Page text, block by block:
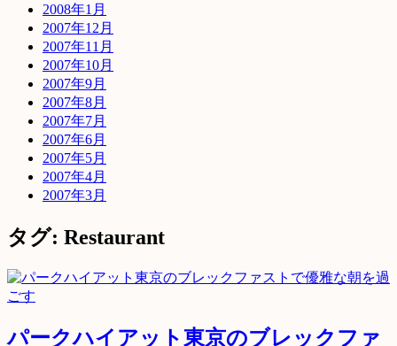
2008年1月
2007年12月
2007年11月
2007年10月
2007年9月
2007年8月
2007年7月
2007年6月
2007年5月
2007年4月
2007年3月
タグ: Restaurant
パークハイアット東京のブレックファ